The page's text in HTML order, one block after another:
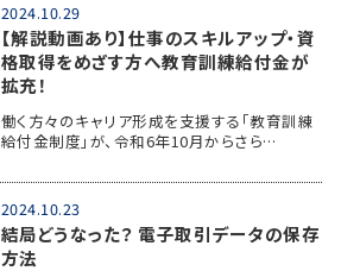
2024.10.29
【解説動画あり】仕事のスキルアップ・資
格取得をめざす方へ教育訓練給付金が
拡充！
働く方々のキャリア形成を支援する「教育訓練
給付金制度」が、令和6年10月からさら…
2024.10.23
結局どうなった？ 電子取引データの保存
方法